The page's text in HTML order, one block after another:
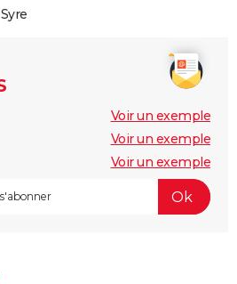
Voir un exemple
Voir un exemple
Voir un exemple